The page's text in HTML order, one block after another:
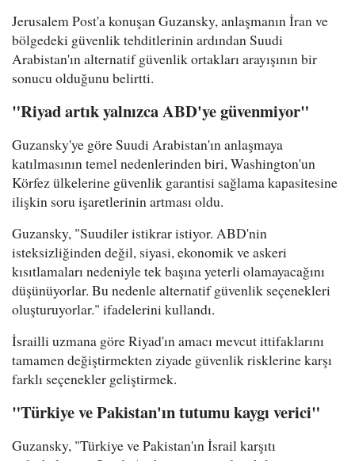
Jerusalem Post'a konuşan Guzansky, anlaşmanın İran ve
bölgedeki güvenlik tehditlerinin ardından Suudi
Arabistan'ın alternatif güvenlik ortakları arayışının bir
sonucu olduğunu belirtti.
"Riyad artık yalnızca ABD'ye güvenmiyor"
Guzansky'ye göre Suudi Arabistan'ın anlaşmaya
katılmasının temel nedenlerinden biri, Washington'un
Körfez ülkelerine güvenlik garantisi sağlama kapasitesine
ilişkin soru işaretlerinin artması oldu.
Guzansky, "Suudiler istikrar istiyor. ABD'nin
isteksizliğinden değil, siyasi, ekonomik ve askeri
kısıtlamaları nedeniyle tek başına yeterli olamayacağını
düşünüyorlar. Bu nedenle alternatif güvenlik seçenekleri
oluşturuyorlar." ifadelerini kullandı.
İsrailli uzmana göre Riyad'ın amacı mevcut ittifaklarını
tamamen değiştirmekten ziyade güvenlik risklerine karşı
farklı seçenekler geliştirmek.
"Türkiye ve Pakistan'ın tutumu kaygı verici"
Guzansky, "Türkiye ve Pakistan'ın İsrail karşıtı